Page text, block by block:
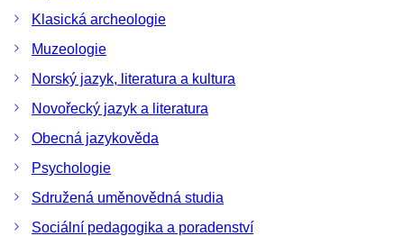
Klasická archeologie
Muzeologie
Norský jazyk, literatura a kultura
Novořecký jazyk a literatura
Obecná jazykověda
Psychologie
Sdružená uměnovědná studia
Sociální pedagogika a poradenství